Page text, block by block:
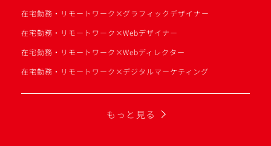
在宅勤務・リモートワーク×グラフィックデザイナー
在宅勤務・リモートワーク×Webデザイナー
在宅勤務・リモートワーク×Webディレクター
在宅勤務・リモートワーク×デジタルマーケティング
もっと見る